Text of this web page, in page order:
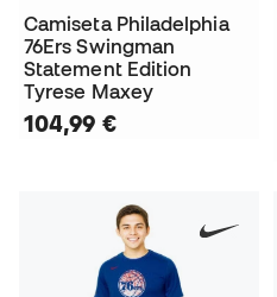
Camiseta Philadelphia
76Ers Swingman
Statement Edition
Tyrese Maxey
104,99 €